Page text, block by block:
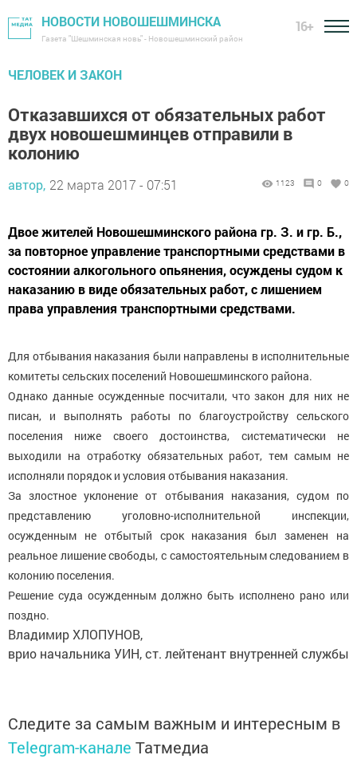
НОВОСТИ НОВОШЕШМИНСКА
Газета "Шешминская новь" - Новошешминский район
16+
ЧЕЛОВЕК И ЗАКОН
Отказавшихся от обязательных работ
двух новошешминцев отправили в
колонию
автор, 22 марта 2017 - 07:51 1123 0 0
Двое жителей Новошешминского района гр. З. и гр. Б.,
за повторное управление транспортными средствами в
состоянии алкогольного опьянения, осуждены судом к
наказанию в виде обязательных работ, с лишением
права управления транспортными средствами.
Для отбывания наказания были направлены в исполнительные
комитеты сельских поселений Новошешминского района.
Однако данные осужденные посчитали, что закон для них не
писан, и выполнять работы по благоустройству сельского
поселения ниже своего достоинства, систематически не
выходили на отработку обязательных работ, тем самым не
исполняли порядок и условия отбывания наказания.
За злостное уклонение от отбывания наказания, судом по
представлению уголовно-исполнительной инспекции,
осужденным не отбытый срок наказания был заменен на
реальное лишение свободы, с самостоятельным следованием в
колонию поселения.
Решение суда осужденным должно быть исполнено рано или
поздно.
Владимир ХЛОПУНОВ,
врио начальника УИН, ст. лейтенант внутренней службы
Следите за самым важным и интересным в
Telegram-канале Татмедиа